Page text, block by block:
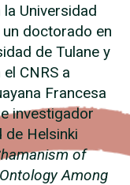
Universidad
doctorado en
de Tulane y
CNRS a
Francesa
investigador
de Helsinki
of
Among